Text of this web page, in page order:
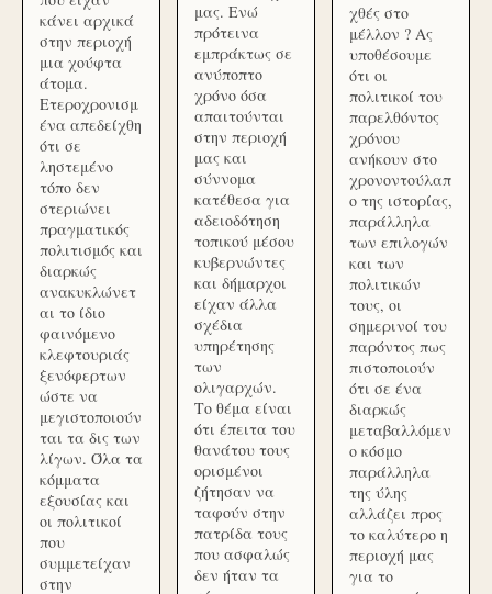
κάνει αρχικά
στην περιοχή
μια χούφτα
άτομα.
Ετεροχρονισμ
ένα απεδείχθη
ότι σε
ληστεμένο
τόπο δεν
στεριώνει
πραγματικός
πολιτισμός και
διαρκώς
ανακυκλώνετ
αι το ίδιο
φαινόμενο
κλεφτουριάς
ξενόφερτων
ώστε να
μεγιστοποιούν
ται τα δις των
λίγων. Όλα τα
κόμματα
εξουσίας και
οι πολιτικοί
που
συμμετείχαν
στην
μας. Ενώ
πρότεινα
εμπράκτως σε
ανύποπτο
χρόνο όσα
απαιτούνται
στην περιοχή
μας και
σύννομα
κατέθεσα για
αδειοδότηση
τοπικού μέσου
κυβερνώντες
και δήμαρχοι
είχαν άλλα
σχέδια
υπηρέτησης
των
ολιγαρχών.
Το θέμα είναι
ότι έπειτα του
θανάτου τους
ορισμένοι
ζήτησαν να
ταφούν στην
πατρίδα τους
που ασφαλώς
δεν ήταν τα
χθές στο
μέλλον ? Ας
υποθέσουμε
ότι οι
πολιτικοί του
παρελθόντος
χρόνου
ανήκουν στο
χρονοντούλαπ
ο της ιστορίας,
παράλληλα
των επιλογών
και των
πολιτικών
τους, οι
σημερινοί του
παρόντος πως
πιστοποιούν
ότι σε ένα
διαρκώς
μεταβαλλόμεν
ο κόσμο
παράλληλα
της ύλης
αλλάζει προς
το καλύτερο η
περιοχή μας
για το